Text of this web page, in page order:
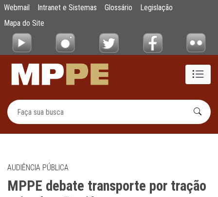
Pular para o Conteúdo principal
MPPE debate transporte por tração animal
Webmail Intranet e Sistemas Glossário
Legislação
Mapa do Site
AUDIÊNCIA PÚBLICA
MPPE debate transporte por tração